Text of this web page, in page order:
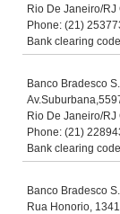
Rio De Janeiro/
Phone: (21)
Bank clearing
Banco Bradesco
Rio De Janeiro/
Phone: (21)
Bank clearing
Banco Bradesco
Rua Honorio,